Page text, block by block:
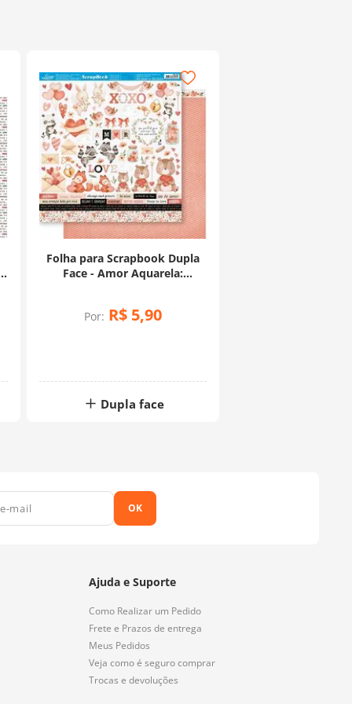
Folha para Scrapbook Dupla
Face - Amor Aquarela:
Por: R$ 5,90
Dupla face
OK
Ajuda e Suporte
Como Realizar um Pedido
Frete e Prazos de entrega
Meus Pedidos
Veja como é seguro comprar
Trocas e devoluções